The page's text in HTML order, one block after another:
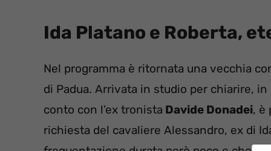
Ida Platano e Roberta,
Nel programma è ritornata una vecchia
di Padua. Arrivata in studio per chiarire,
conto con l’ex tronista Davide Donadei, è
richiesta del cavaliere Alessandro, ex di